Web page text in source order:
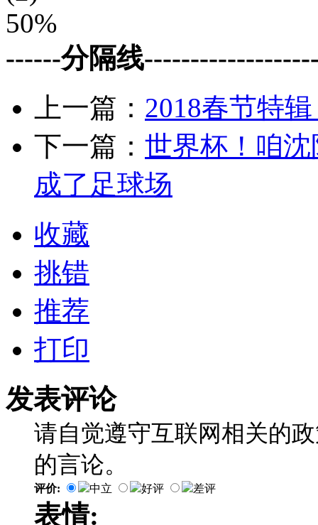
50%
------分隔线
上一篇： 2018春节特
下一篇： 世界杯！咱
成了足球场
收藏
挑错
推荐
打印
发表评论
请自觉遵守互联网相关的
的言论。
评价: 中立 好评 差评
表情: